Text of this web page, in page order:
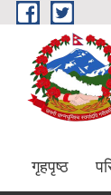
Skip to main content
गृहपृष्ठ